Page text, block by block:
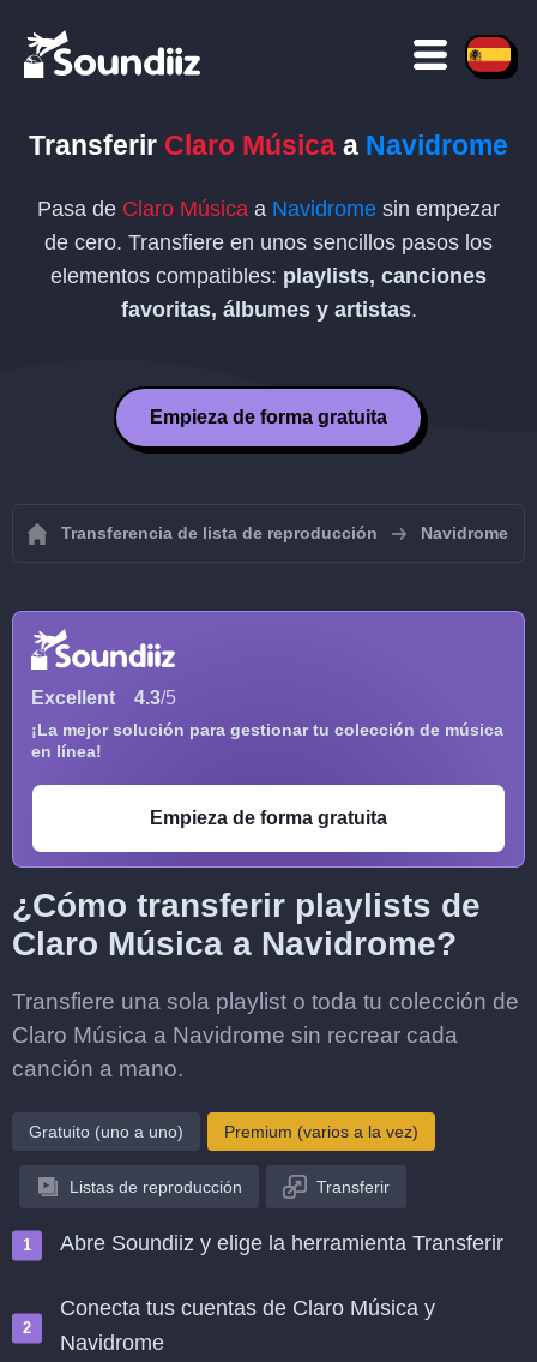
Transferir Claro Música a Navidrome
Pasa de Claro Música a Navidrome sin empezar
de cero. Transfiere en unos sencillos pasos los
elementos compatibles: playlists, canciones
favoritas, álbumes y artistas.
Empieza de forma gratuita
Transferencia de lista de reproducción Navidrome
Excellent 4.3/5
¡La mejor solución para gestionar tu colección de música
en línea!
Empieza de forma gratuita
¿Cómo transferir playlists de
Claro Música a Navidrome?
Transfiere una sola playlist o toda tu colección de
Claro Música a Navidrome sin recrear cada
canción a mano.
Gratuito (uno a uno) Premium (varios a la vez)
Listas de reproducción Transferir
Abre Soundiiz y elige la herramienta Transferir
Conecta tus cuentas de Claro Música y
Navidrome